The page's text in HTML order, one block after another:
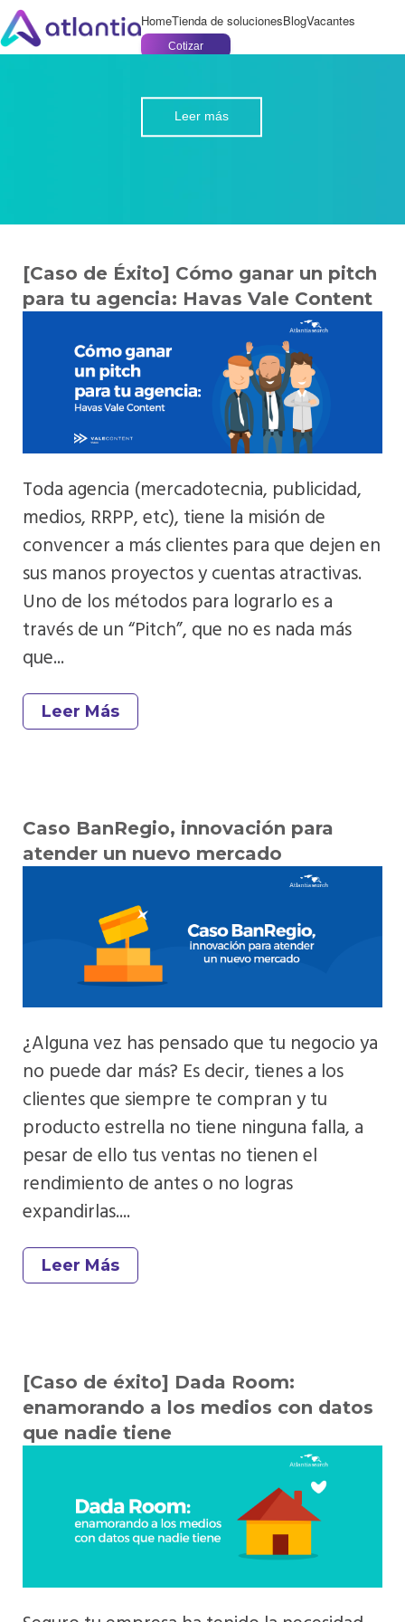
HomeTienda de solucionesBlogVacantes
Cotizar
Leer más
[Caso de Éxito] Cómo ganar un pitch
para tu agencia: Havas Vale Content
Toda agencia (mercadotecnia, publicidad,
medios, RRPP, etc), tiene la misión de
convencer a más clientes para que dejen en
sus manos proyectos y cuentas atractivas.
Uno de los métodos para lograrlo es a
través de un “Pitch”, que no es nada más
que...
Leer Más
Caso BanRegio, innovación para
atender un nuevo mercado
¿Alguna vez has pensado que tu negocio ya
no puede dar más? Es decir, tienes a los
clientes que siempre te compran y tu
producto estrella no tiene ninguna falla, a
pesar de ello tus ventas no tienen el
rendimiento de antes o no logras
expandirlas....
Leer Más
[Caso de éxito] Dada Room:
enamorando a los medios con datos
que nadie tiene